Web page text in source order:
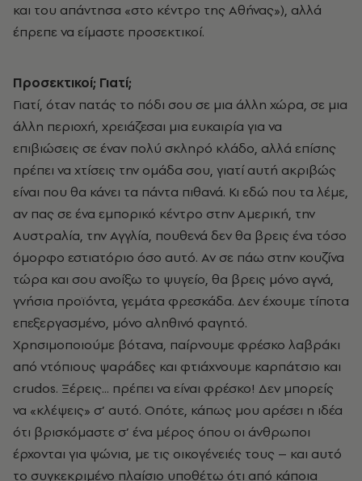
και του απάντησα «στο κέντρο της Αθήνας»), αλλά
έπρεπε να είμαστε προσεκτικοί.
Προσεκτικοί; Γιατί;
Γιατί, όταν πατάς το πόδι σου σε μια άλλη χώρα, σε μια
άλλη περιοχή, χρειάζεσαι μια ευκαιρία για να
επιβιώσεις σε έναν πολύ σκληρό κλάδο, αλλά επίσης
πρέπει να χτίσεις την ομάδα σου, γιατί αυτή ακριβώς
είναι που θα κάνει τα πάντα πιθανά. Κι εδώ που τα λέμε,
αν πας σε ένα εμπορικό κέντρο στην Αμερική, την
Αυστραλία, την Αγγλία, πουθενά δεν θα βρεις ένα τόσο
όμορφο εστιατόριο όσο αυτό. Αν σε πάω στην κουζίνα
τώρα και σου ανοίξω το ψυγείο, θα βρεις μόνο αγνά,
γνήσια προϊόντα, γεμάτα φρεσκάδα. Δεν έχουμε τίποτα
επεξεργασμένο, μόνο αληθινό φαγητό.
Χρησιμοποιούμε βότανα, παίρνουμε φρέσκο λαβράκι
από ντόπιους ψαράδες και φτιάχνουμε καρπάτσιο και
crudos. Ξέρεις... πρέπει να είναι φρέσκο! Δεν μπορείς
να «κλέψεις» σ’ αυτό. Οπότε, κάπως μου αρέσει η ιδέα
ότι βρισκόμαστε σ’ ένα μέρος όπου οι άνθρωποι
έρχονται για ψώνια, με τις οικογένειές τους – και αυτό
το συγκεκριμένο πλαίσιο υποθέτω ότι από κάποια